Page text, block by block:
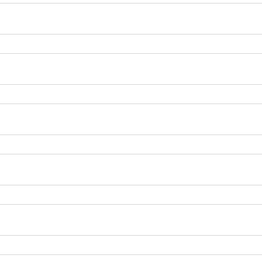
som fremkommer i denne annonsen er innhentet fra
på en minimumsutstyrt grunnmodell med påmontert
finner du kvalitets-vogner og bobiler fra kjente merker som